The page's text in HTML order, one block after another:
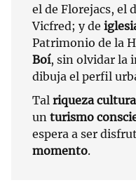
el de Florejacs, el
Vicfred; y de
Patrimonio de la
Boí, sin olvidar la
dibuja el perfil
Tal riqueza
un turismo
espera a ser
momento.